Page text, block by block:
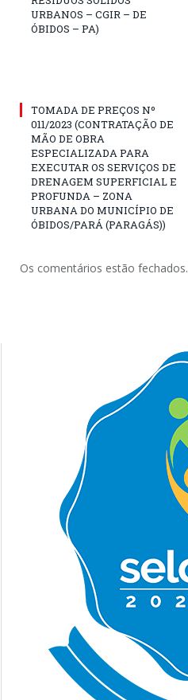
URBANOS – CGIR – DE
ÓBIDOS – PA)
TOMADA DE PREÇOS Nº
011/2023 (CONTRATAÇÃO DE
MÃO DE OBRA
ESPECIALIZADA PARA
EXECUTAR OS SERVIÇOS DE
DRENAGEM SUPERFICIAL E
PROFUNDA – ZONA
URBANA DO MUNICÍPIO DE
ÓBIDOS/PARÁ (PARAGÁS))
Os comentários estão fechados.